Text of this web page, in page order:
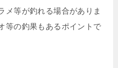
メ等が釣れる場合がありま
等の釣果もあるポイントで